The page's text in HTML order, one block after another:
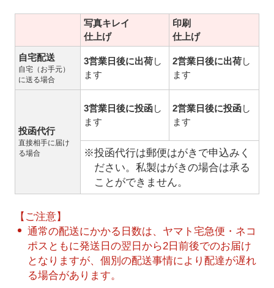
写真キレイ
仕上げ
印刷
仕上げ
自宅配送
自宅（お手元）
に送る場合
3営業日後に出荷し
ます
2営業日後に出荷し
ます
投函代行
直接相手に届け
る場合
3営業日後に投函し
ます
2営業日後に投函し
ます
※投函代行は郵便はがきで申込みく
ださい。私製はがきの場合は承る
ことができません。
【ご注意】
通常の配送にかかる日数は、ヤマト宅急便・ネコ
ポスともに発送日の翌日から2日前後でのお届け
となりますが、個別の配送事情により配達が遅れ
る場合があります。